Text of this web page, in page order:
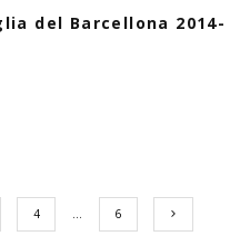
del Barcellona 2014-
4 … 6